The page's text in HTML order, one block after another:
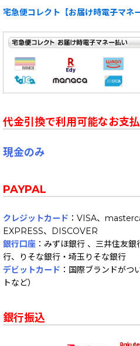
宅急便コレクト【お届け時電子マネー
代金引換で利用可能なお支
現金のみ
PAYPAL
クレジットカード ：VISA、
EXPRESS、DISCOVER
銀行口座 ：みずほ銀行 、三井住友
行、りそな銀行・埼玉りそな銀行
デビットカード ：国際ブランドがつ
トなど）
銀行振込